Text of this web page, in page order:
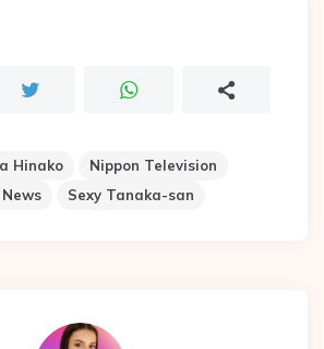
Hinako
Nippon Television
Sexy Tanaka-san